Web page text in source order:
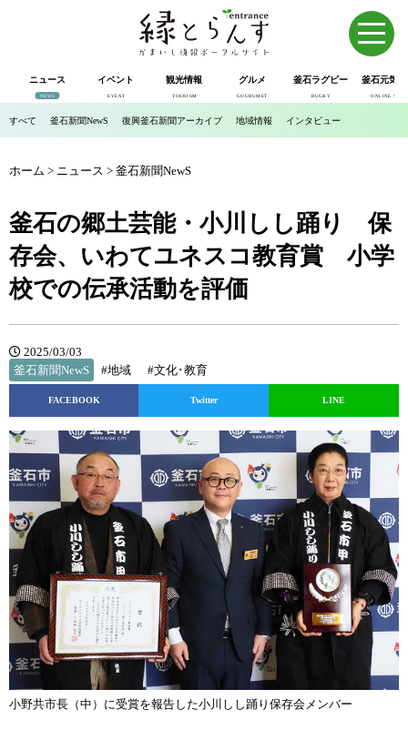
ニュース
NEWS
イベント
EVENT
観光情報
TOURISM
グルメ
GOURUMET
釜石ラグビー
RUGBY
釜石元気
ONLINE SHOP
すべて 釜石新聞NewS 復興釜石新聞アーカイブ 地域情報 インタビュー
ホーム > ニュース > 釜石新聞NewS
釜石の郷土芸能・小川しし踊り 保
存会、いわてユネスコ教育賞 小学
校での伝承活動を評価
2025/03/03
釜石新聞NewS
#地域 #文化･教育
FACEBOOK Twitter LINE
小野共市長（中）に受賞を報告した小川しし踊り保存会メンバー